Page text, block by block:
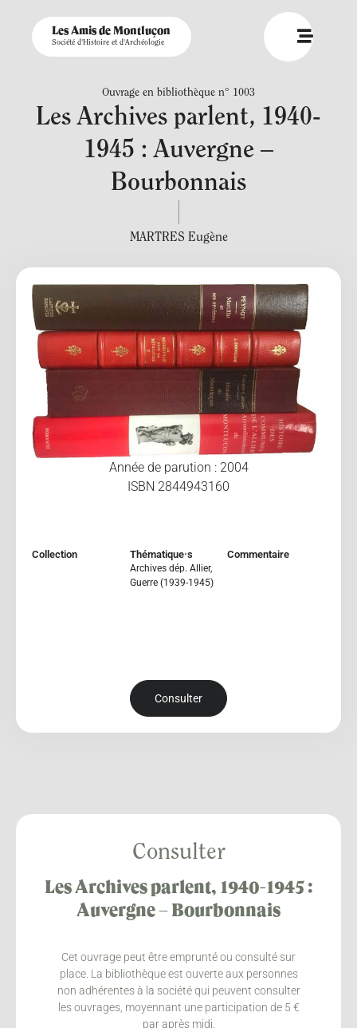
Les Amis de Montluçon
Société d'Histoire et d'Archéologie
Ouvrage en bibliothèque n° 1003
Les Archives parlent, 1940-
1945 : Auvergne –
Bourbonnais
MARTRES Eugène
Année de parution : 2004
ISBN 2844943160
Collection Thématique·s
Archives dép. Allier,
Guerre (1939-1945)
Commentaire
Consulter
Consulter
Les Archives parlent, 1940-1945 :
Auvergne – Bourbonnais
Cet ouvrage peut être emprunté ou consulté sur
place. La bibliothèque est ouverte aux personnes
non adhérentes à la société qui peuvent consulter
les ouvrages, moyennant une participation de 5 €
par après midi.